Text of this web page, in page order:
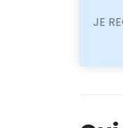
JE